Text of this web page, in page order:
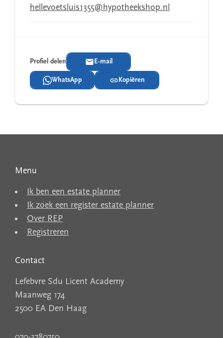
hellevoetsluis1355@hypotheekshop.nl
Profiel delen E-mail
WhatsApp Kopiëren
Menu
Ik ben een estate planner
Ik zoek een register estate planner
Over REP
Registreren
Contact
Lefebvre Sdu Licent Academy
Maanweg 174
2500 EA Den Haag